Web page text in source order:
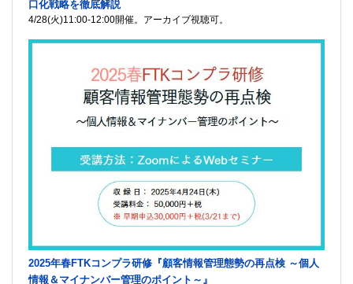
口化戦略を徹底解説
4/28(火)11:00-12:00開催。アーカイブ視聴可。
2025年春FTKコンプラ研修『顧客情報管理態勢の再点検 ～個人
情報＆マイナンバー管理のポイント～』